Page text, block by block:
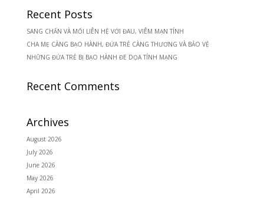
Recent Posts
SANG CHẤN VÀ MỐI LIÊN HỆ VỚI ĐAU, VIÊM MẠN TÍNH
CHA MẸ CÀNG BẠO HÀNH, ĐỨA TRẺ CÀNG THƯƠNG VÀ BẢO VỆ
NHỮNG ĐỨA TRẺ BỊ BẠO HÀNH ĐE DỌA TÍNH MẠNG
Recent Comments
Archives
August 2026
July 2026
June 2026
May 2026
April 2026